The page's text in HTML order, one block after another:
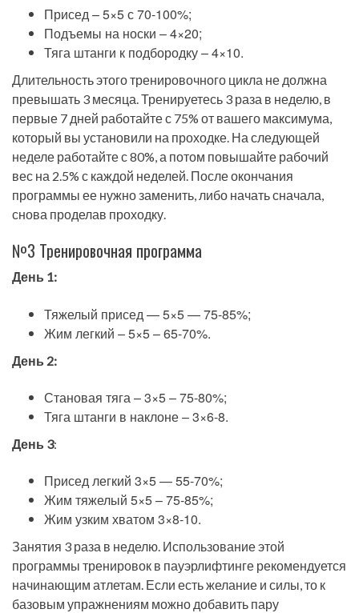
Присед – 5×5 с 70-100%;
Подъемы на носки – 4×20;
Тяга штанги к подбородку – 4×10.
Длительность этого тренировочного цикла не должна
превышать 3 месяца. Тренируетесь 3 раза в неделю, в
первые 7 дней работайте с 75% от вашего максимума,
который вы установили на проходке. На следующей
неделе работайте с 80%, а потом повышайте рабочий
вес на 2.5% с каждой неделей. После окончания
программы ее нужно заменить, либо начать сначала,
снова проделав проходку.
№3 Тренировочная программа
День 1:
Тяжелый присед — 5×5 — 75-85%;
Жим легкий – 5×5 – 65-70%.
День 2:
Становая тяга – 3×5 – 75-80%;
Тяга штанги в наклоне – 3×6-8.
День 3:
Присед легкий 3×5 — 55-70%;
Жим тяжелый 5×5 – 75-85%;
Жим узким хватом 3×8-10.
Занятия 3 раза в неделю. Использование этой
программы тренировок в пауэрлифтинге рекомендуется
начинающим атлетам. Если есть желание и силы, то к
базовым упражнениям можно добавить пару